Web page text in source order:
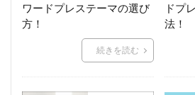
ワードプレステーマの選び
方！
続きを読む
ドプ
法！